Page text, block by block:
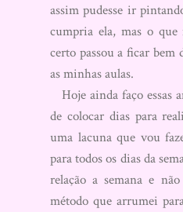
assim pudesse ir
cumpria ela, mas o
certo passou a ficar
as minhas aulas.
Hoje ainda faço essas
de colocar dias para
uma lacuna que vou
para todos os dias da
relação a semana e
método que arrumei